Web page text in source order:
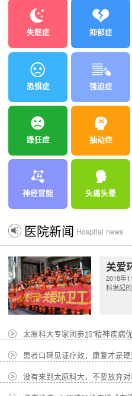
失眠症 抑郁症
恐惧症 强迫症
躁狂症 抽动症
神经官能 头痛头晕
医院新闻 Hospital news
关爱
2018年
科发起
太原科大专家团参加“精神疾病
患者口碑见证疗效，康复才是
没有来到太原科大，不要放弃